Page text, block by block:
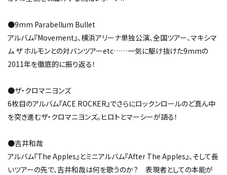
●9mm Parabellum Bullet
アルバム『Movement』、横浜アリーナ単独公演、全国ツアー、マキシマ
ム ザ ホルモンとの対バンツアーetc……一気に駆け抜けた9mmの
2011年を徹底的に振り返る！
●ザ・クロマニヨンズ
6枚目のアルバム『ACE ROCKER』でさらにロックンロールのど真ん中
を突き進むザ・クロマニヨンズ。ヒロトとマーシーが語る！
●吉井和哉
アルバム『The Apples』とミニアルバム『After The Apples』、そして長
いツアーの先で、吉井和哉は何を歌うのか？ 表現者としての本能が